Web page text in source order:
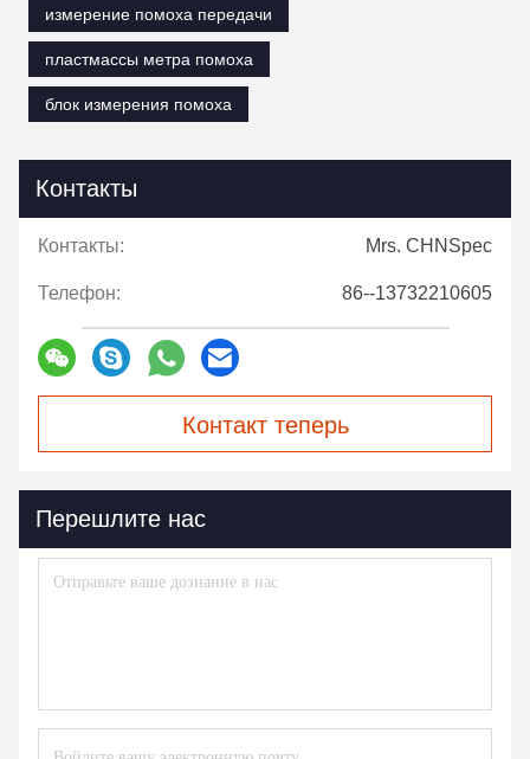
измерение помоха передачи
пластмассы метра помоха
блок измерения помоха
Контакты
Контакты: Mrs. CHNSpec
Телефон: 86--13732210605
Контакт теперь
Перешлите нас